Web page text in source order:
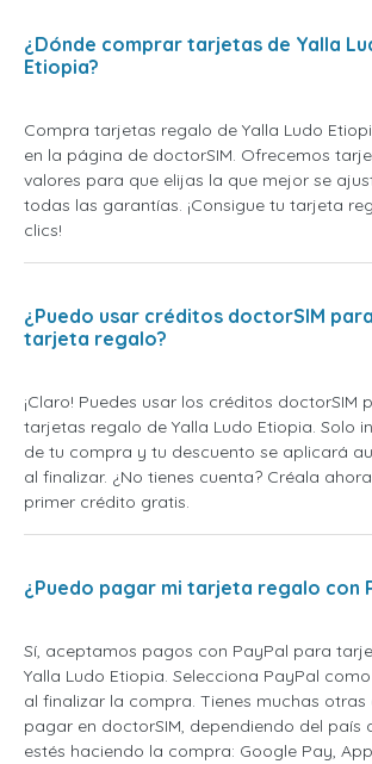
¿Dónde comprar tarjetas de Yalla
Etiopia?
Compra tarjetas regalo de Yalla Ludo
en la página de doctorSIM. Ofrecemos
valores para que elijas la que mejor se
todas las garantías. ¡Consigue tu tarjeta
clics!
¿Puedo usar créditos doctorSIM
tarjeta regalo?
¡Claro! Puedes usar los créditos doctorSIM
tarjetas regalo de Yalla Ludo Etiopia. Solo
de tu compra y tu descuento se aplicará
al finalizar. ¿No tienes cuenta? Créala
primer crédito gratis.
¿Puedo pagar mi tarjeta regalo con
Sí, aceptamos pagos con PayPal para
Yalla Ludo Etiopia. Selecciona PayPal
al finalizar la compra. Tienes muchas
pagar en doctorSIM, dependiendo del país
estés haciendo la compra: Google Pay,